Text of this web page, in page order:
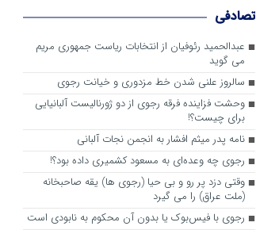
تصادفی
عبدالحمید رئوفیان از انتخابات ریاست جمهوری مریم
می گوید
سالروز علنی شدن خط مزدوری و خیانت رجوی
وحشت فزاینده فرقه رجوی از دو ژورنالیست آلبانیایی
برای چیست؟!
نامه پدر میثم افشار به انجمن نجات آلبانی
رجوی چه وعده‌ای به مسعود کشمیری داده بود؟!
وقتی دزد پر رو و بی حیا (رجوی ها) یقه صاحبخانه
(ملت عراق) را می گیرد
رجوی با فیس‌بوک یا بدون آن محکوم به نابودی است